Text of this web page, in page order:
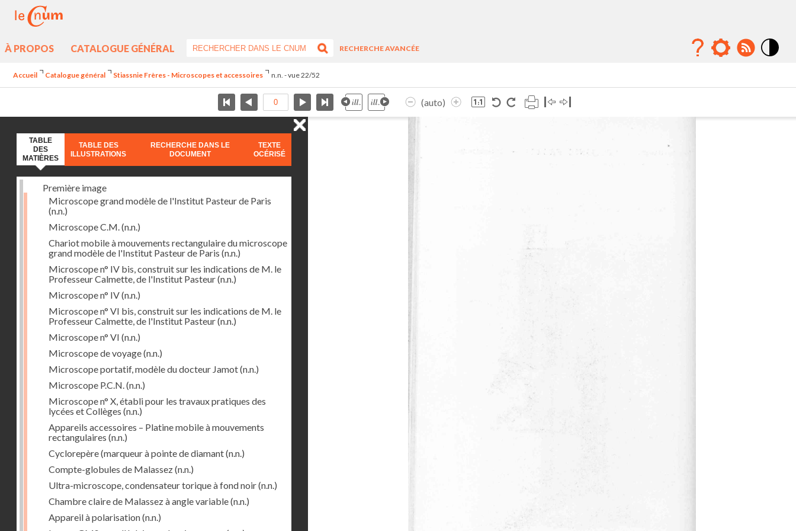
À PROPOS CATALOGUE GÉNÉRAL
RECHERCHE AVANCÉE
Accueil Catalogue général Stiassnie Frères - Microscopes et accessoires n.n. - vue 22/52
(auto)
TABLE
DES
MATIÈRES
TABLE DES
ILLUSTRATIONS
RECHERCHE DANS LE
DOCUMENT
TEXTE
OCÉRISÉ
Première image
Microscope grand modèle de l'Institut Pasteur de Paris
(n.n.)
Microscope C.M.(n.n.)
Chariot mobile à mouvements rectangulaire du microscope
grand modèle de l'Institut Pasteur de Paris (n.n.)
Microscope n° IV bis, construit sur les indications de M. le
Professeur Calmette, de l'Institut Pasteur(n.n.)
Microscope n° IV(n.n.)
Microscope n° VI bis, construit sur les indications de M. le
Professeur Calmette, de l'Institut Pasteur(n.n.)
Microscope n° VI (n.n.)
Microscope de voyage(n.n.)
Microscope portatif, modèle du docteur Jamot(n.n.)
Microscope P.C.N.(n.n.)
Microscope n° X, établi pour les travaux pratiques des
lycées et Collèges (n.n.)
Appareils accessoires – Platine mobile à mouvements
rectangulaires (n.n.)
Cyclorepère (marqueur à pointe de diamant(n.n.)
Compte-globules de Malassez(n.n.)
Ultra-microscope, condensateur torique à fond noir(n.n.)
Chambre claire de Malassez à angle variable(n.n.)
Appareil à polarisation(n.n.)